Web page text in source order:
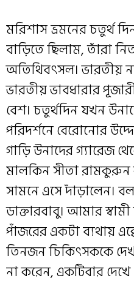
মরিশাস ভ্রমনের চতুর্থ
বাড়িতে ছিলাম, তাঁরা
অতিথিবৎসল। ভারতীয়
ভারতীয় ভাবধারার
বেশ। চতুর্থদিন যখন
পরিদর্শনে বেরোনোর
গাড়ি উনাদের গ্যারেজ
মালকিন সীতা
সামনে এসে দাঁড়ালেন।
ডাক্তারবাবু। আমার
পাঁজরের একটা ব্যথায়
তিনজন চিকিৎসককে
না করেন, একটিবার দেখে